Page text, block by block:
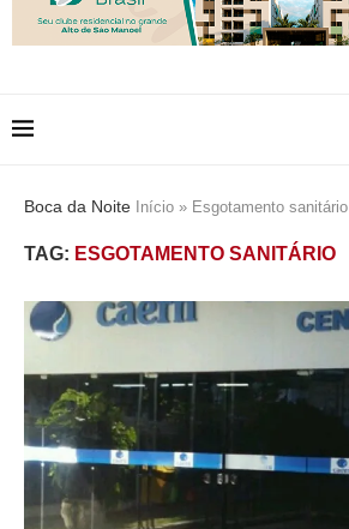
Boca da Noite Início » Esgotamento sanitário
TAG: ESGOTAMENTO SANITÁRIO